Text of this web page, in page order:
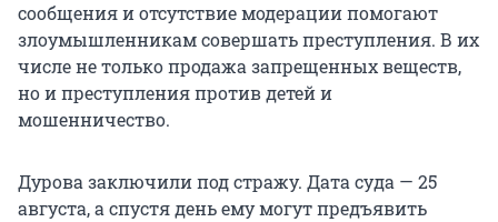
сообщения и отсутствие модерации помогают
злоумышленникам совершать преступления. В их
числе не только продажа запрещенных веществ,
но и преступления против детей и
мошенничество.
Дурова заключили под стражу. Дата суда — 25
августа, а спустя день ему могут предъявить